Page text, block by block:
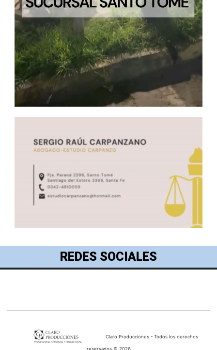
REDES SOCIALES
Claro Producciones - Todos los derechos
reservados © 2026